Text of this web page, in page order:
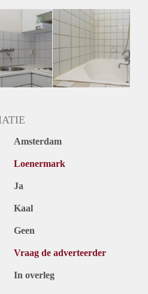
Amsterdam
Loenermark
Ja
Kaal
Geen
Vraag de adverteerder
In overleg